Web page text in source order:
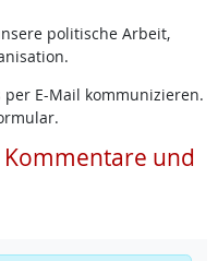
politische Arbeit,
E-Mail kommunizieren.
und